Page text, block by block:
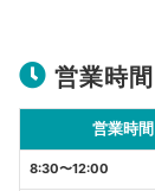
営業時間
営業時間
8:30〜12:00